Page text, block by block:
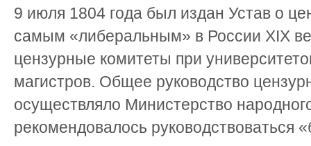
9 июля 1804 года был издан Устав о
самым «либеральным» в России XIX
цензурные комитеты при
магистров. Общее руководство
осуществляло Министерство
рекомендовалось руководствоваться